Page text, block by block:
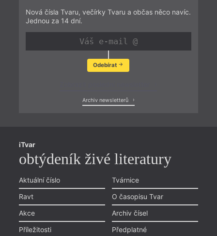
Nová čísla Tvaru, večírky Tvaru a občas něco navíc.
Jednou za 14 dní.
Odebírat
Archiv newsletterů
iTvar
obtýdeník živé literatury
Aktuální číslo
Ravt
Akce
Příležitosti
Tvárnice
O časopisu Tvar
Archiv čísel
Předplatné